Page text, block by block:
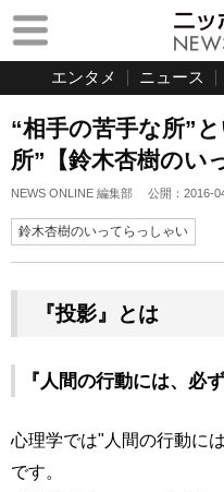
エンタメ ニュース
“相手の苦手な所”
所”【鈴木杏樹のい
NEWS ONLINE 編集部 公開： 2016-
鈴木杏樹のいってらっしゃい
『投影』とは
『人間の行動には、必
心理学では"人間の行動に
です。